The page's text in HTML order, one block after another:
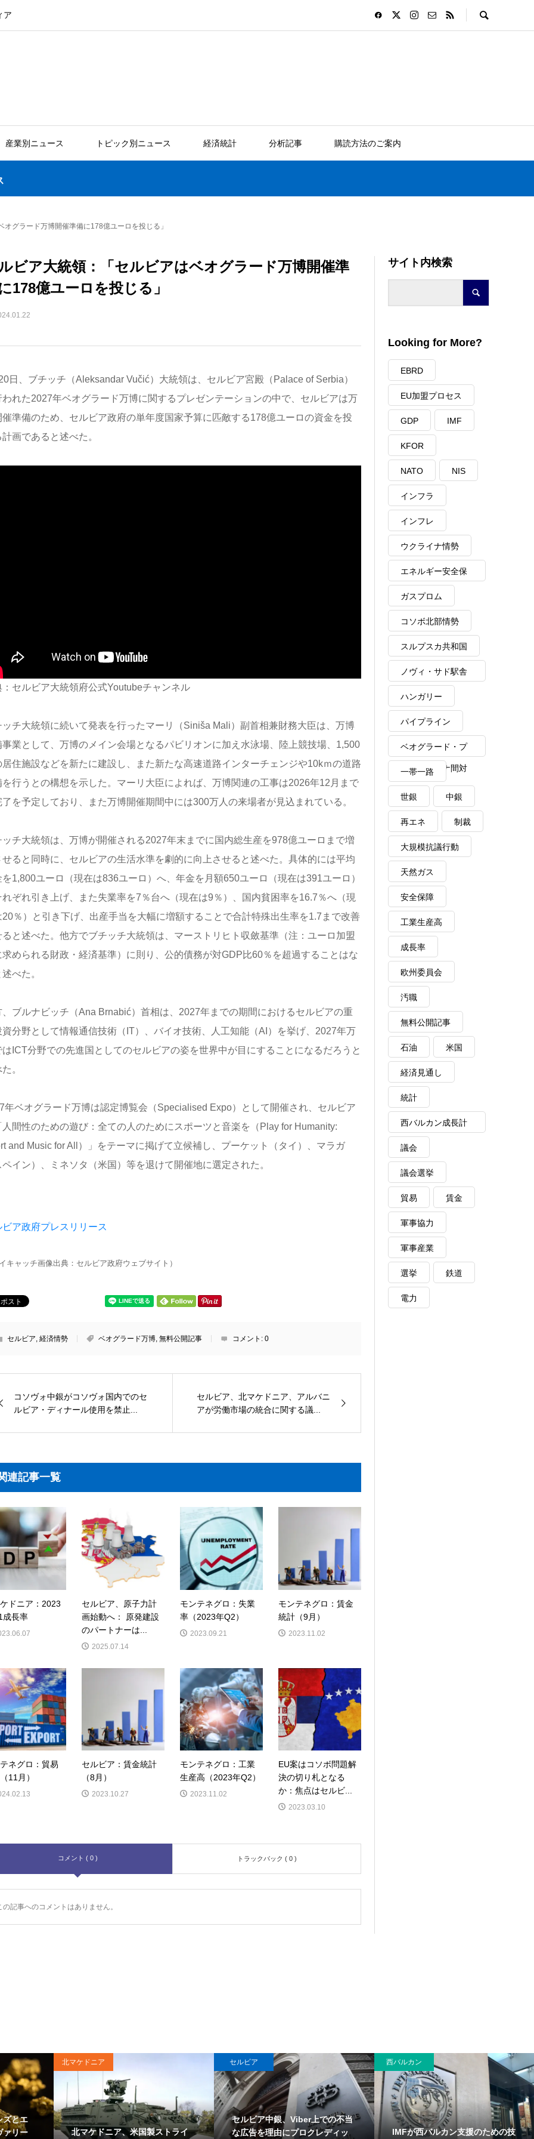
ア
産業別ニュース トピック別ニュース 経済統計 分析記事 購読方法のご案内
グラード万博開催準備に178億ユーロを投じる」
ビア大統領：「セルビアはベオグラード万博開催準
178億ユーロを投じる」
日、ブチッチ（Aleksandar Vučić）大統領は、セルビア宮殿（Palace of Serbia）
われた2027年ベオグラード万博に関するプレゼンテーションの中で、セルビアは万
催準備のため、セルビア政府の単年度国家予算に匹敵する178億ユーロの資金を投
画であると述べた。
：セルビア大統領府公式Youtubeチャンネル
ッチ大統領に続いて発表を行ったマーリ（Siniša Mali）副首相兼財務大臣は、万博
事業として、万博のメイン会場となるパビリオンに加え水泳場、陸上競技場、1,500
居住施設などを新たに建設し、また新たな高速道路インターチェンジや10kｍの道路
を行うとの構想を示した。マーリ大臣によれば、万博関連の工事は2026年12月まで
了を予定しており、また万博開催期間中には300万人の来場者が見込まれている。
ッチ大統領は、万博が開催される2027年末までに国内総生産を978億ユーロまで増
せると同時に、セルビアの生活水準を劇的に向上させると述べた。具体的には平均
を1,800ユーロ（現在は836ユーロ）へ、年金を月額650ユーロ（現在は391ユーロ）
れぞれ引き上げ、また失業率を7％台へ（現在は9％）、国内貧困率を16.7％へ（現
20％）と引き下げ、出産手当を大幅に増額することで合計特殊出生率を1.7まで改善
ると述べた。他方でブチッチ大統領は、マーストリヒト収斂基準（注：ユーロ加盟
求められる財政・経済基準）に則り、公的債務が対GDP比60％を超過することはな
べた。
、ブルナビッチ（Ana Brnabić）首相は、2027年までの期間におけるセルビアの重
資分野として情報通信技術（IT）、バイオ技術、人工知能（AI）を挙げ、2027年万
はICT分野での先進国としてのセルビアの姿を世界中が目にすることになるだろうと
。
年ベオグラード万博は認定博覧会（Specialised Expo）として開催され、セルビア
人間性のための遊び：全ての人のためにスポーツと音楽を（Play for Humanity:
and Music for All）」をテーマに掲げて立候補し、プーケット（タイ）、マラガ
イン）、ミネソタ（米国）等を退けて開催地に選定された。
ビア政府プレスリリース
キャッチ画像出典：セルビア政府ウェブサイト）
セルビア, 経済情勢 ベオグラード万博, 無料公開記事 コメント: 0
コソヴォ中銀がコソヴォ国内でのセ
ルビア・ディナール使用を禁止...
セルビア、北マケドニア、アルバニ
アが労働市場の統合に関する議...
連記事一覧
ドニア：2023
成長率
セルビア、原子力計
画始動へ： 原発建設
のパートナーは...
2025.07.14
モンテネグロ：失業
率（2023年Q2）
2023.09.21
モンテネグロ：賃金
統計（9月）
2023.11.02
ネグロ：貿易
11月）
セルビア：賃金統計
（8月）
2023.10.27
モンテネグロ：工業
生産高（2023年Q2）
2023.11.02
EU案はコソボ問題解
決の切り札となる
か：焦点はセルビ...
2023.03.10
コメント ( 0 ) トラックバック ( 0 )
の記事へのコメントはありません。
サイト内検索
Looking for More?
EBRD
EU加盟プロセス
GDP IMF
KFOR
NATO NIS
インフラ
インフレ
ウクライナ情勢
エネルギー安全保
障
ガスプロム
コソボ北部情勢
スルプスカ共和国
ノヴィ・サド駅舎
崩落事故
ハンガリー
パイプライン
ベオグラード・プ
リシュティナ間対
話
一帯一路
世銀 中銀
再エネ 制裁
大規模抗議行動
天然ガス
安全保障
工業生産高
成長率
欧州委員会
汚職
無料公開記事
石油 米国
経済見通し
統計
西バルカン成長計
画
議会
議会選挙
貿易 賃金
軍事協力
軍事産業
選挙 鉄道
電力
ズとエ
ァリー
北マケドニア
北マケドニア、米国製ストライ
セルビア
セルビア中銀、Viber上での不当
な広告を理由にプロクレディッ
西バルカン
IMFが西バルカン支援のための技